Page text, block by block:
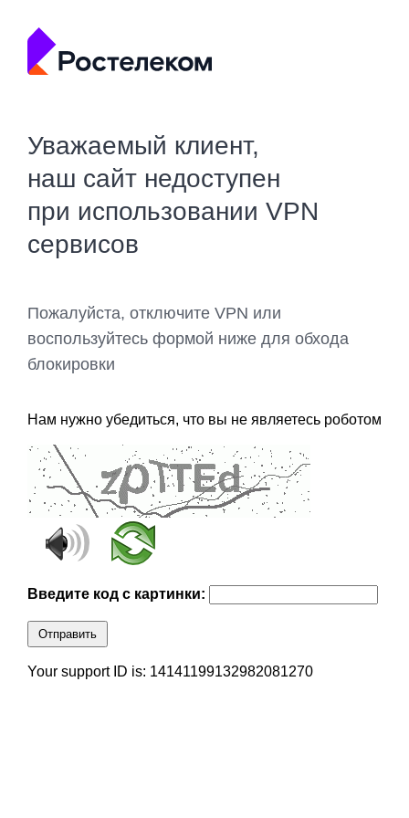
Уважаемый клиент,
наш сайт недоступен
при использовании VPN
сервисов
Пожалуйста, отключите VPN или
воспользуйтесь формой ниже для обхода
блокировки
Нам нужно убедиться, что вы не являетесь роботом
Введите код с картинки:
Отправить
Your support ID is: 14141199132982081270